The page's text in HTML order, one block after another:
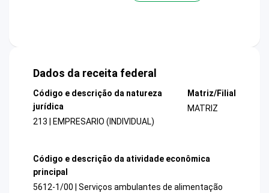
Dados da receita federal
Código e descrição da natureza
jurídica
213 | EMPRESARIO (INDIVIDUAL)
Matriz/Filial
MATRIZ
Código e descrição da atividade econômica
principal
5612-1/00 | Serviços ambulantes de alimentação